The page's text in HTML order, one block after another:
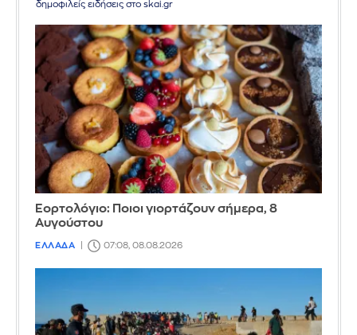
δημοφιλείς ειδήσεις στο skai.gr
Εορτολόγιο: Ποιοι γιορτάζουν σήμερα, 8
Αυγούστου
ΕΛΛΑΔΑ 07:08, 08.08.2026